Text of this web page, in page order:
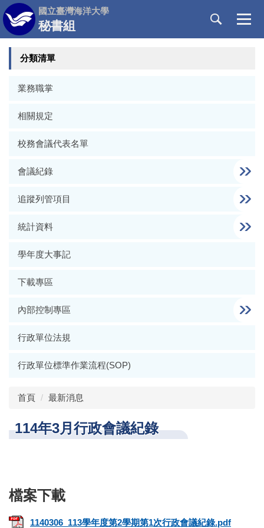
跳
到
主
要
國立臺灣海洋大學
秘書組
分類清單
業務職掌
相關規定
校務會議代表名單
會議紀錄
追蹤列管項目
統計資料
學年度大事記
下載專區
內部控制專區
行政單位法規
行政單位標準作業流程(SOP)
首頁 最新消息
114年3月行政會議紀錄
1140306_113學年度第2學期第1次行政會議紀錄.pdf